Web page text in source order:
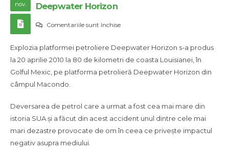
nov.
Deepwater Horizon
Comentariile sunt închisepentru
în
aer
a
petroliere
Deepwater
Horizon
Explozia platformei petroliere Deepwater Horizon s-a produs
la 20 aprilie 2010 la 80 de kilometri de coasta Louisianei, în
Golful Mexic, pe platforma petrolieră Deepwater Horizon din
câmpul Macondo.
Deversarea de petrol care a urmat a fost cea mai mare din
istoria SUA și a făcut din acest accident unul dintre cele mai
mari dezastre provocate de om în ceea ce privește impactul
negativ asupra mediului.